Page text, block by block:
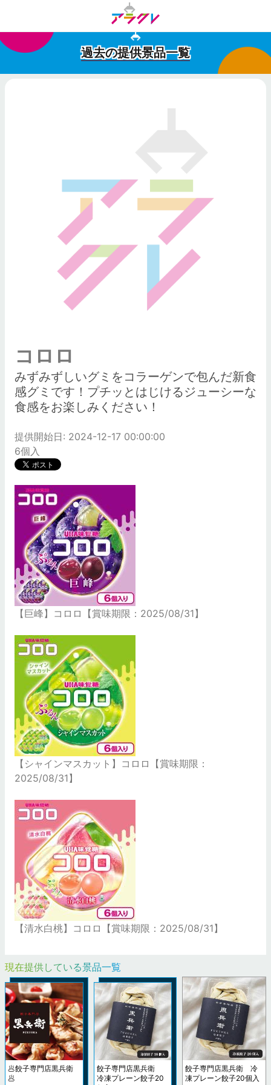
過去の提供景品一覧
コロロ
みずみずしいグミをコラーゲンで包んだ新食
感グミです！プチッとはじけるジューシーな
食感をお楽しみください！
提供開始日: 2024-12-17 00:00:00
6個入
【巨峰】コロロ【賞味期限：2025/08/31】
【シャインマスカット】コロロ【賞味期限：
2025/08/31】
【清水白桃】コロロ【賞味期限：2025/08/31】
現在提供している景品一覧
🥟餃子専門店黒兵衛
🥟
餃子専門店黒兵衛
冷凍プレーン餃子20
餃子専門店黒兵衛 冷
凍プレーン餃子20個入